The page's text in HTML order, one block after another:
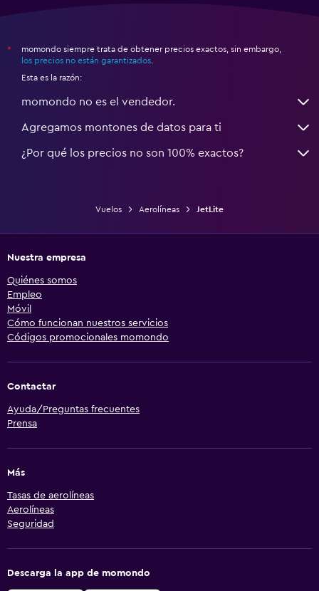
*
momondo siempre trata de obtener precios exactos, sin embargo,
los precios no están garantizados
Esta es la razón:
momondo no es el vendedor.
Agregamos montones de datos para ti
¿Por qué los precios no son 100% exactos?
Vuelos Aerolíneas JetLite
Nuestra empresa
Quiénes somos
Empleo
Móvil
Cómo funcionan nuestros servicios
Códigos promocionales momondo
Contactar
Ayuda/Preguntas frecuentes
Prensa
Más
Tasas de aerolíneas
Aerolíneas
Seguridad
Descarga la app de momondo